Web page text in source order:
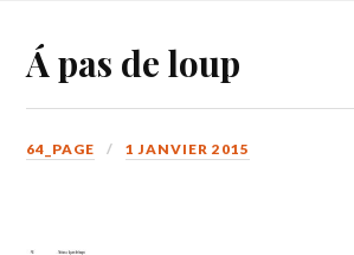
Á pas de loup
64_PAGE 1 JANVIER 2015